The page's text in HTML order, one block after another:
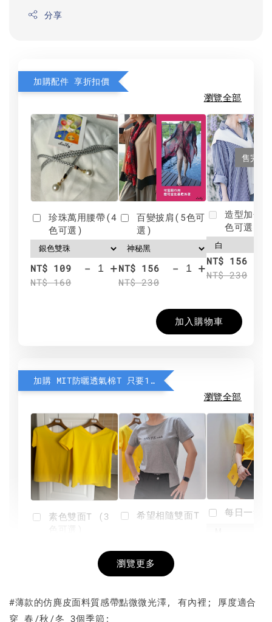
分享
加購配件 享折扣價
瀏覽全部
珍珠萬用腰帶(4
色可選)
NT$ 109
NT$ 160
- +
百變披肩(5色可
選)
NT$ 156
NT$ 230
- +
售完
造型加分
色可選)
NT$ 156
NT$ 230
加入購物車
加購 MIT防曬透氣棉T 只要190元
瀏覽全部
素色雙面T (3
+
希望相隨雙面T
NT$ 190
-
每日一笑
瀏覽更多
#薄款的仿麂皮面料質感帶點微微光澤, 有內裡; 厚度適合
穿 春/秋/冬 3個季節;